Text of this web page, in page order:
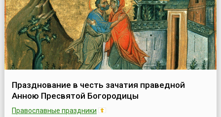
Празднование в честь зачатия праведной
Анною Пресвятой Богородицы
Православные праздники